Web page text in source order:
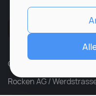
© ROCKEN 2026. All
Rocken AG /